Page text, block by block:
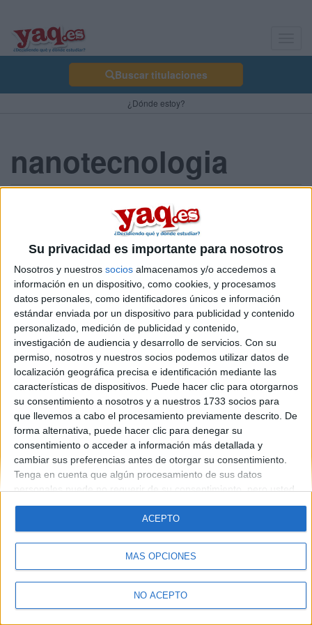
Su privacidad es importante para nosotros
Nosotros y nuestros socios almacenamos y/o accedemos a
información en un dispositivo, como cookies, y procesamos
datos personales, como identificadores únicos e información
estándar enviada por un dispositivo para publicidad y contenido
personalizado, medición de publicidad y contenido,
investigación de audiencia y desarrollo de servicios. Con su
permiso, nosotros y nuestros socios podemos utilizar datos de
localización geográfica precisa e identificación mediante las
características de dispositivos. Puede hacer clic para otorgarnos
su consentimiento a nosotros y a nuestros 1733 socios para
que llevemos a cabo el procesamiento previamente descrito. De
forma alternativa, puede hacer clic para denegar su
consentimiento o acceder a información más detallada y
cambiar sus preferencias antes de otorgar su consentimiento.
Tenga en cuenta que algún procesamiento de sus datos
personales puede no requerir de su consentimiento, pero usted
tiene el derecho de rechazar tal procesamiento. Sus
preferencias se aplicarán solo a este sitio web. Puede cambiar
sus preferencias o retirar su consentimiento en cualquier
momento volviendo a este sitio y haciendo clic en el botón
"Privacidad" en la parte inferior de la página web.
MÁS OPCIONES
NO ACEPTO
ACEPTO
Buscar titulaciones
¿Dónde estoy?
nanotecnologia
Hola, quisiera que alguien me pudiera informar sobre los estudios
de nanotecnologia. Quisiera saber en qué universidades
españolas se puede realizar ese grado, si hay uno concreto o es
una especialidad posterior al grado. Si así fuera habría que
estudiar previamente FÍSICAS o mejor QUÍMICAS.
Espero respuestas, muchas gracias.
Blog de felixgarcia
Quiénes somos |Contactar |Anúnciate
Aviso legal|Politica de privacidad|Condiciones generales|Política
de cookies
© 2003-2026
Compás Mediterráneo S.L.
- Diego de León 47 - 28006